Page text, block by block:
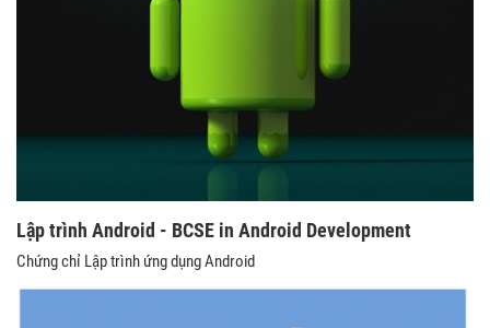
Lập trình Android - BCSE in Android Development
Chứng chỉ Lập trình ứng dụng Android